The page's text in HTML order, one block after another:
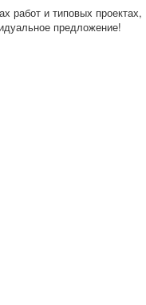
работ и типовых проектах,
предложение!